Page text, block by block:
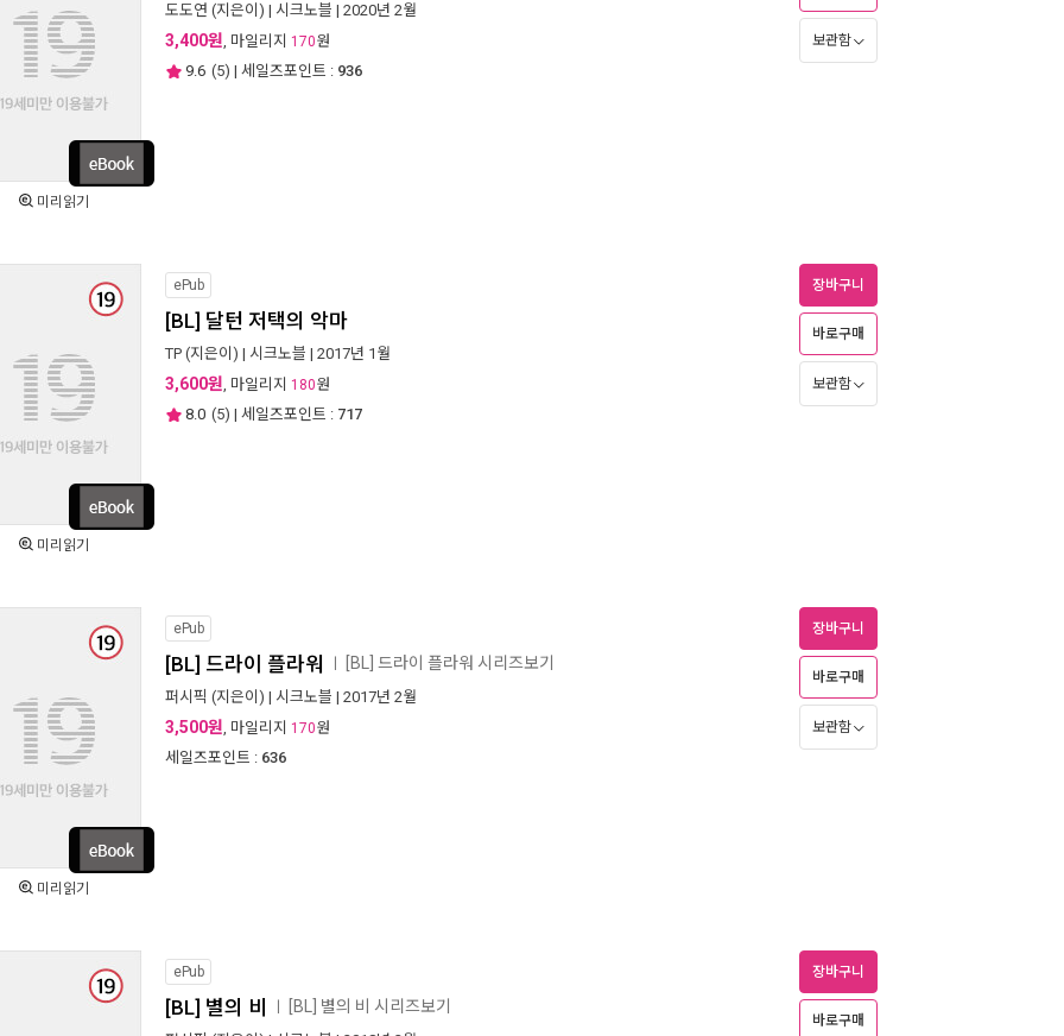
미리읽기
도도연 (지은이) | 시크노블 | 2020년 2월
3,400원, 마일리지 170원
9.6 (5) | 세일즈포인트 : 936
보관함
미리읽기
ePub
[BL] 달턴 저택의 악마
TP (지은이) | 시크노블 | 2017년 1월
3,600원, 마일리지 180원
8.0 (5) | 세일즈포인트 : 717
장바구니
바로구매
보관함
미리읽기
ePub
[BL] 드라이 플라워 [BL] 드라이 플라워 시리즈보기
퍼시픽 (지은이) | 시크노블 | 2017년 2월
3,500원, 마일리지 170원
세일즈포인트 : 636
장바구니
바로구매
보관함
ePub
[BL] 별의 비 [BL] 별의 비 시리즈보기
장바구니
바로구매